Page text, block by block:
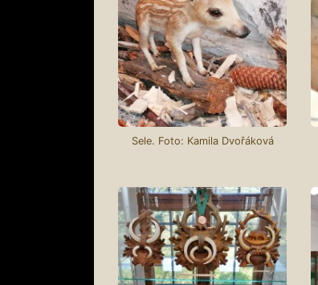
Sele. Foto: Kamila Dvořáková